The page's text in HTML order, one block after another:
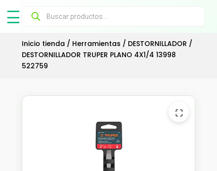
Búsqueda
productos
Inicio tienda / Herramientas / DESTORNILLADOR /
DESTORNILLADOR TRUPER PLANO 4X1/4 13998
522759
⛶